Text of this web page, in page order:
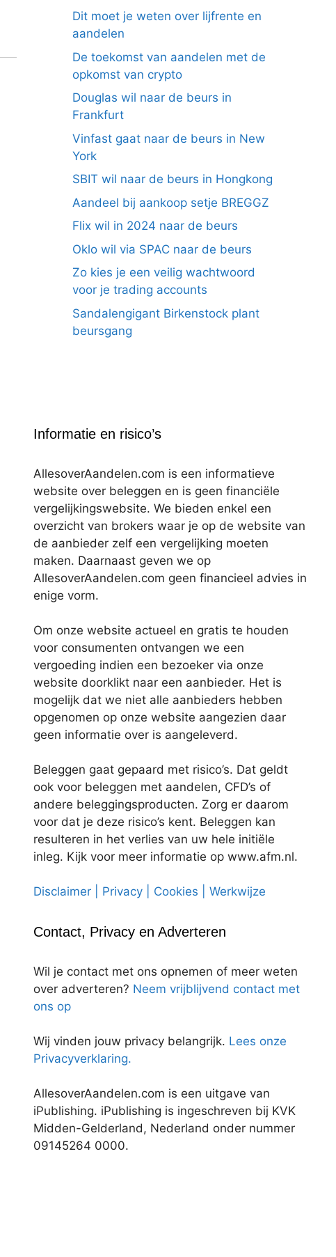
Dit moet je weten over lijfrente en
aandelen
De toekomst van aandelen met de
opkomst van crypto
Douglas wil naar de beurs in
Frankfurt
Vinfast gaat naar de beurs in New
York
SBIT wil naar de beurs in Hongkong
Aandeel bij aankoop setje BREGGZ
Flix wil in 2024 naar de beurs
Oklo wil via SPAC naar de beurs
Zo kies je een veilig wachtwoord
voor je trading accounts
Sandalengigant Birkenstock plant
beursgang
Informatie en risico’s
AllesoverAandelen.com is een informatieve
website over beleggen en is geen financiële
vergelijkingswebsite. We bieden enkel een
overzicht van brokers waar je op de website van
de aanbieder zelf een vergelijking moeten
maken. Daarnaast geven we op
AllesoverAandelen.com geen financieel advies in
enige vorm.
Om onze website actueel en gratis te houden
voor consumenten ontvangen we een
vergoeding indien een bezoeker via onze
website doorklikt naar een aanbieder. Het is
mogelijk dat we niet alle aanbieders hebben
opgenomen op onze website aangezien daar
geen informatie over is aangeleverd.
Beleggen gaat gepaard met risico’s. Dat geldt
ook voor beleggen met aandelen, CFD’s of
andere beleggingsproducten. Zorg er daarom
voor dat je deze risico’s kent. Beleggen kan
resulteren in het verlies van uw hele initiële
inleg. Kijk voor meer informatie op www.afm.nl.
Disclaimer | Privacy | Cookies | Werkwijze
Contact, Privacy en Adverteren
Wil je contact met ons opnemen of meer weten
over adverteren? Neem vrijblijvend contact met
ons op
Wij vinden jouw privacy belangrijk. Lees onze
Privacyverklaring.
AllesoverAandelen.com is een uitgave van
iPublishing. iPublishing is ingeschreven bij KVK
Midden-Gelderland, Nederland onder nummer
09145264 0000.